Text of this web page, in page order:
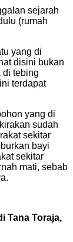
sejarah
(rumah
yang di
disini bukan
di tebing
terdapat
yang di
sudah
sekitar
bayi
sekitar
mati, sebab
Tana Toraja,